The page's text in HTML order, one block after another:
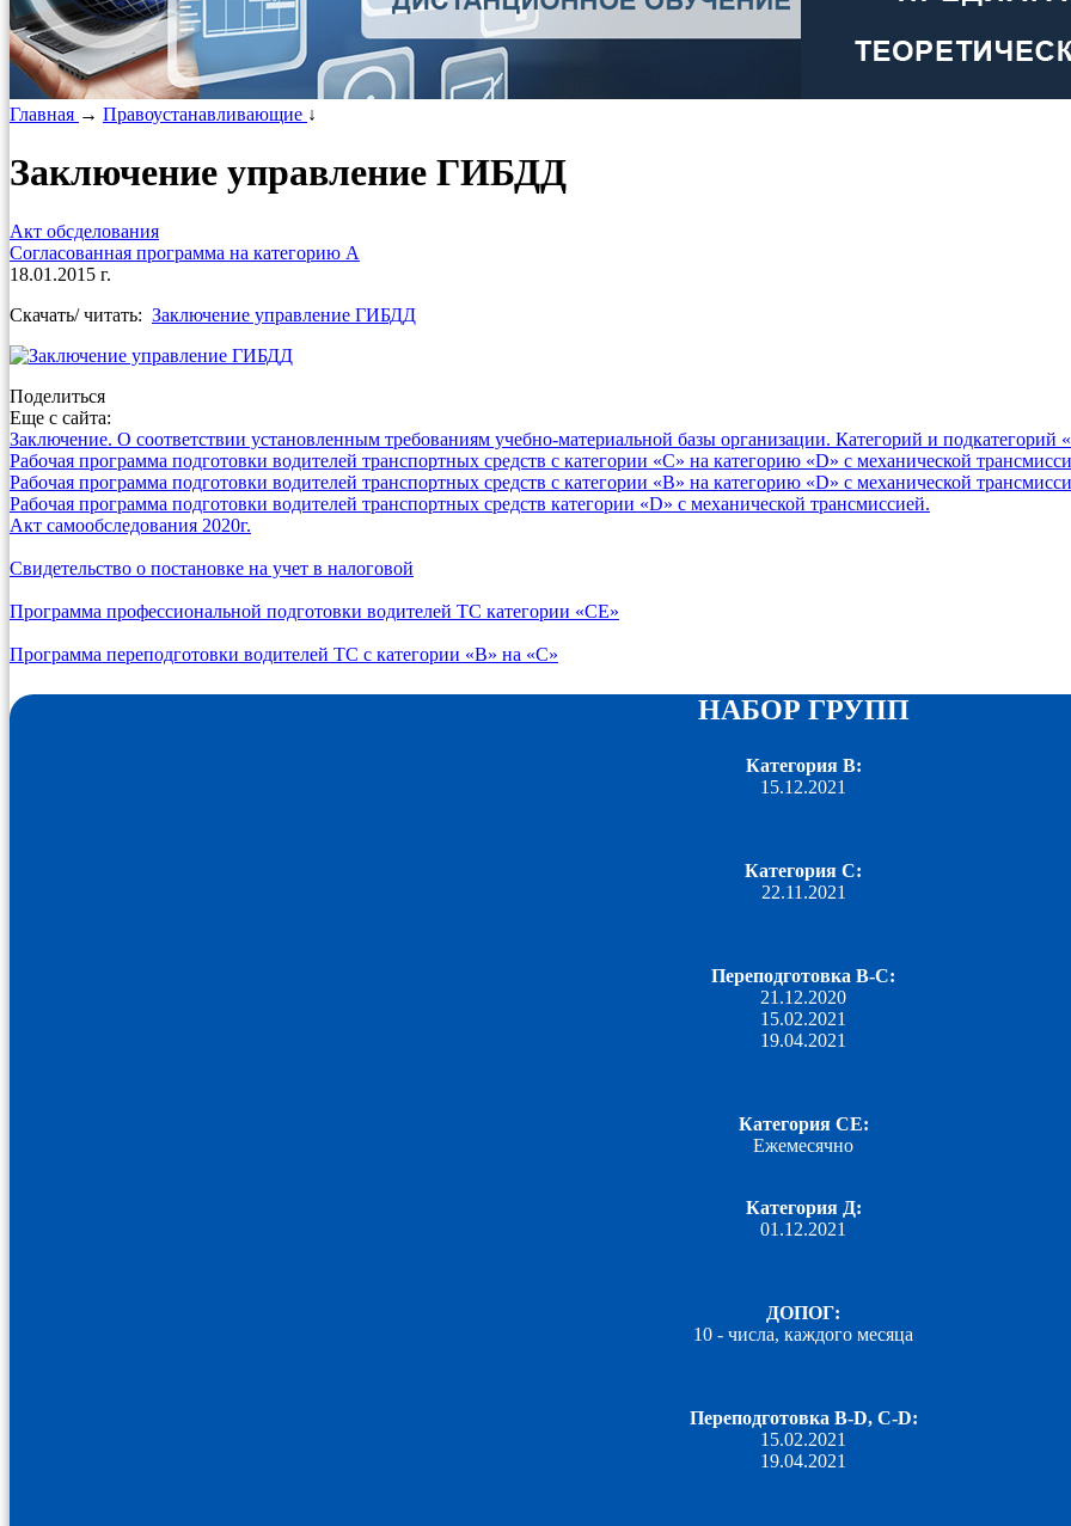
Главная → Правоустанавливающие ↓
Заключение управление ГИБДД
Акт обсделования
Согласованная программа на категорию А
18.01.2015 г.
Скачать/ читать: Заключение управление ГИБДД
Поделиться
Еще с сайта:
Заключение. О соответствии установленным требованиям учебно-материальной базы организации. Категорий и
Рабочая программа подготовки водителей транспортных средств c категории «С» на категорию «D» с механической
Рабочая программа подготовки водителей транспортных средств c категории «B» на категорию «D» с механической
Рабочая программа подготовки водителей транспортных средств категории «D» с механической трансмиссией.
Акт самообследования 2020г.
Свидетельство о постановке на учет в налоговой
Программа профессиональной подготовки водителей ТС категории «СЕ»
Программа переподготовки водителей ТС с категории «В» на «С»
НАБОР ГРУПП
Категория B:
15.12.2021
Категория C:
22.11.2021
Переподготовка B-С:
21.12.2020
15.02.2021
19.04.2021
Категория СЕ:
Ежемесячно
Категория Д:
01.12.2021
ДОПОГ:
10 - числа, каждого месяца
Переподготовка B-D, C-D:
15.02.2021
19.04.2021